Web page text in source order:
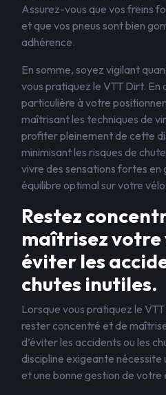
Assurez-vous que vos freins
et que vos pneus sont bien
adhérence.
En somme, soyez vigilant
vous pratiquez le VTT Dirt.
particulière à votre
maîtrisant les techniques de
profiter pleinement de cette
minimisant les risques de
vivre des sensations fortes en
équilibre optimal sur votre vélo
Restez
maîtrisez votre
éviter les
chutes inutiles.
Lorsque vous pratiquez le
rester concentré et de
d’éviter les accidents ou les
discipline exigeante
et une bonne gestion de votre